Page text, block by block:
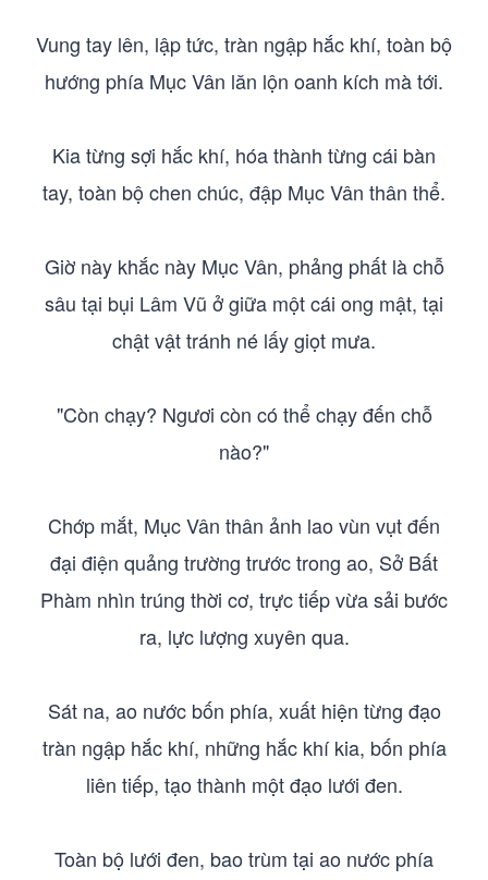
Vung tay lên, lập tức, tràn ngập hắc khí, toàn bộ
hướng phía Mục Vân lăn lộn oanh kích mà tới.
Kia từng sợi hắc khí, hóa thành từng cái bàn
tay, toàn bộ chen chúc, đập Mục Vân thân thể.
Giờ này khắc này Mục Vân, phảng phất là chỗ
sâu tại bụi Lâm Vũ ở giữa một cái ong mật, tại
chật vật tránh né lấy giọt mưa.
"Còn chạy? Ngươi còn có thể chạy đến chỗ
nào?"
Chớp mắt, Mục Vân thân ảnh lao vùn vụt đến
đại điện quảng trường trước trong ao, Sở Bất
Phàm nhìn trúng thời cơ, trực tiếp vừa sải bước
ra, lực lượng xuyên qua.
Sát na, ao nước bốn phía, xuất hiện từng đạo
tràn ngập hắc khí, những hắc khí kia, bốn phía
liên tiếp, tạo thành một đạo lưới đen.
Toàn bộ lưới đen, bao trùm tại ao nước phía